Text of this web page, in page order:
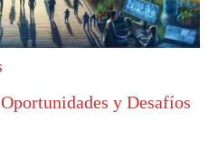
y Desafíos